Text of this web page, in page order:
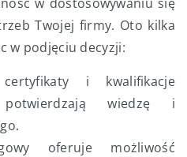
Twojej firmy. Oto kilka
w podjęciu decyzji:
i kwalifikacje
wiedzę i
oferuje możliwość